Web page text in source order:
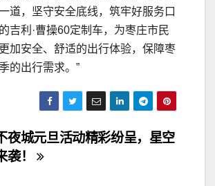
道，坚守安全底线，筑牢好服务口
吉利·曹操60定制车，为枣庄市民
加安全、舒适的出行体验，保障枣
的出行需求。”
夜城元旦活动精彩纷呈，星空
袭！